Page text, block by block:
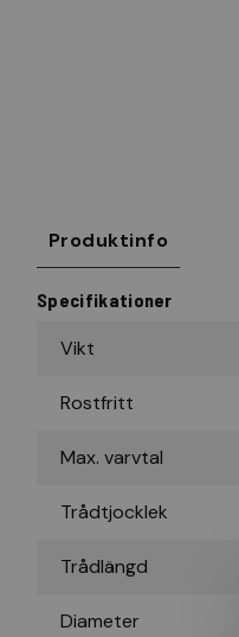
Produktinfo
Specifikationer
Vikt
Rostfritt
Max. varvtal
Trådtjocklek
Trådlängd
Diameter